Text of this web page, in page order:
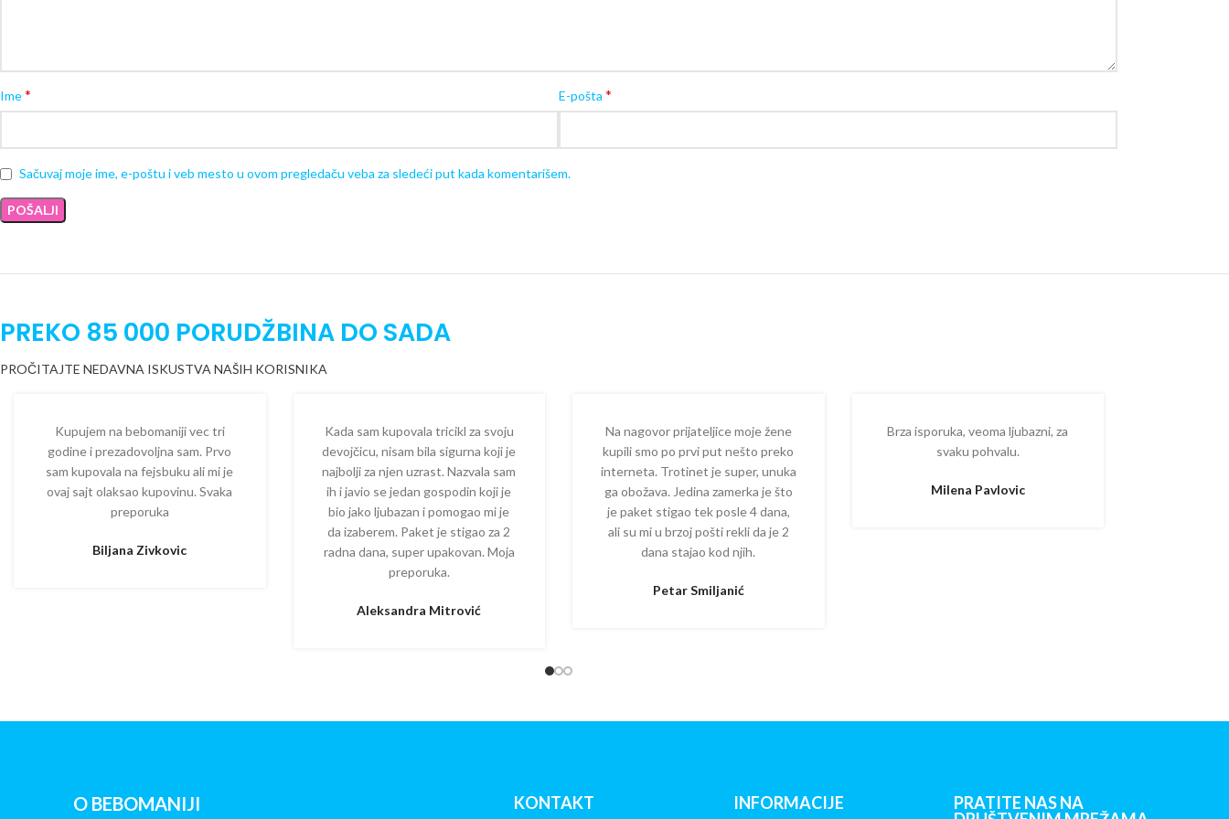
Ime* E-pošta *
Sačuvaj moje ime, e-poštu i veb mesto u ovom pregledaču veba za sledeći put kada komentarišem.
PREKO 85 000 PORUDŽBINA DO SADA
PROČITAJTE NEDAVNA ISKUSTVA NAŠIH KORISNIKA
Kupujem na bebomaniji vec tri
godine i prezadovoljna sam. Prvo
sam kupovala na fejsbuku ali mi je
ovaj sajt olaksao kupovinu. Svaka
preporuka
Biljana Zivkovic
Kada sam kupovala tricikl za svoju
devojčicu, nisam bila sigurna koji je
najbolji za njen uzrast. Nazvala sam
ih i javio se jedan gospodin koji je
bio jako ljubazan i pomogao mi je
da izaberem. Paket je stigao za 2
radna dana, super upakovan. Moja
preporuka.
Aleksandra Mitrović
Na nagovor prijateljice moje žene
kupili smo po prvi put nešto preko
interneta. Trotinet je super, unuka
ga obožava. Jedina zamerka je što
je paket stigao tek posle 4 dana,
ali su mi u brzoj pošti rekli da je 2
dana stajao kod njih.
Petar Smiljanić
Brza isporuka, veoma ljubazni, za
svaku pohvalu.
Milena Pavlovic
O BEBOMANIJI KONTAKT INFORMACIJE
PRATITE NAS NA